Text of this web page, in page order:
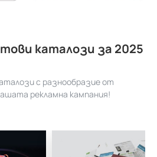
каталози за 2025
с разнообразие от
рекламна кампания!